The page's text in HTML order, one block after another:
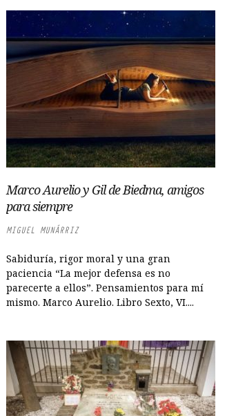
Marco Aurelio y Gil de Biedma, amigos
para siempre
MIGUEL MUNÁRRIZ
Sabiduría, rigor moral y una gran
paciencia “La mejor defensa es no
parecerte a ellos”. Pensamientos para mí
mismo. Marco Aurelio. Libro Sexto, VI....